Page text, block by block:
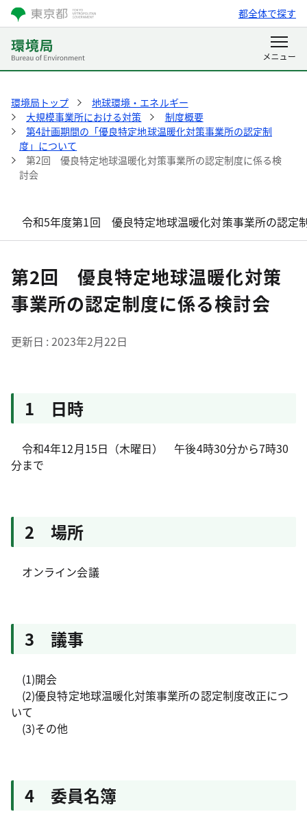
都全体で探す
環境局トップ
地球環境・エネルギー
大規模事業所における対策
制度概要
第4計画期間の「優良特定地球温暖化対策事業所の認定制
度」について
第2回 優良特定地球温暖化対策事業所の認定制度に係る検
討会
令和5年度第1回 優良特定地球温暖化対策事業所の認定
第2回 優良特定地球温暖化対策
事業所の認定制度に係る検討会
更新日 2023年2月22日
1 日時
令和4年12月15日（木曜日） 午後4時30分から7時30
分まで
2 場所
オンライン会議
3 議事
(1)開会
(2)優良特定地球温暖化対策事業所の認定制度改正につ
いて
(3)その他
4 委員名簿